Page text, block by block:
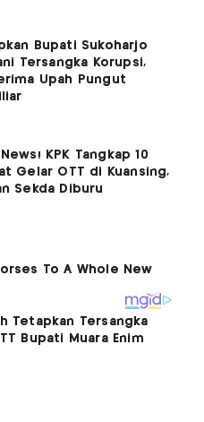
Bupati Sukoharjo
Tersangka Korupsi,
Upah Pungut
KPK Tangkap 10
Gelar OTT di Kuansing,
Sekda Diburu
Tetapkan Tersangka
Bupati Muara Enim